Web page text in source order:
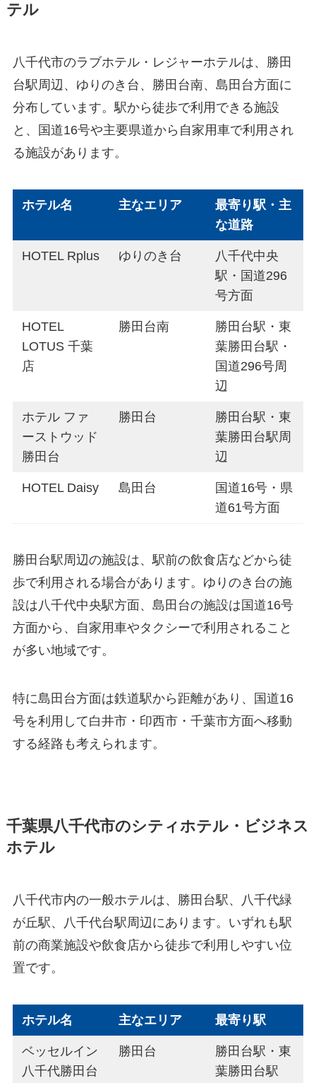
テル
八千代市のラブホテル・レジャーホテルは、勝田
台駅周辺、ゆりのき台、勝田台南、島田台方面に
分布しています。駅から徒歩で利用できる施設
と、国道16号や主要県道から自家用車で利用され
る施設があります。
ホテル名 主なエリア
最寄り駅・主
な道路
HOTEL Rplus ゆりのき台
八千代中央
駅・国道296
号方面
HOTEL
LOTUS 千葉
店
勝田台南
勝田台駅・東
葉勝田台駅・
国道296号周
辺
ホテル ファ
ーストウッド
勝田台
勝田台
勝田台駅・東
葉勝田台駅周
辺
HOTEL Daisy 島田台
国道16号・県
道61号方面
勝田台駅周辺の施設は、駅前の飲食店などから徒
歩で利用される場合があります。ゆりのき台の施
設は八千代中央駅方面、島田台の施設は国道16号
方面から、自家用車やタクシーで利用されること
が多い地域です。
特に島田台方面は鉄道駅から距離があり、国道16
号を利用して白井市・印西市・千葉市方面へ移動
する経路も考えられます。
千葉県八千代市のシティホテル・ビジネス
ホテル
八千代市内の一般ホテルは、勝田台駅、八千代緑
が丘駅、八千代台駅周辺にあります。いずれも駅
前の商業施設や飲食店から徒歩で利用しやすい位
置です。
ホテル名 主なエリア 最寄り駅
ベッセルイン
八千代勝田台
勝田台
勝田台駅・東
葉勝田台駅